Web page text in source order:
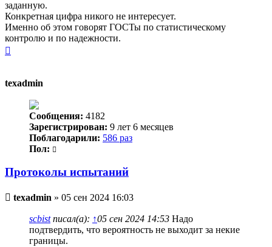
заданную.
Конкретная цифра никого не интересует.
Именно об этом говорят ГОСТы по статистическому
контролю и по надежности.
texadmin
Сообщения: 4182
Зарегистрирован: 9 лет 6 месяцев
Поблагодарили: 586 раз
Пол:
Протоколы испытаний
Непрочитанное
texadmin » 05 сен 2024 16:03
scbistписал(а): ↑05 сен 2024 14:53 Надо
подтвердить, что вероятность не выходит за некие
границы.